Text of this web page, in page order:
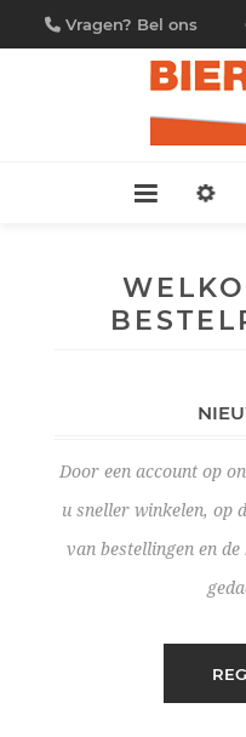
Vragen? Bel ons
09/230.88.44
Door een account op
u sneller winkelen, op
van bestellingen en